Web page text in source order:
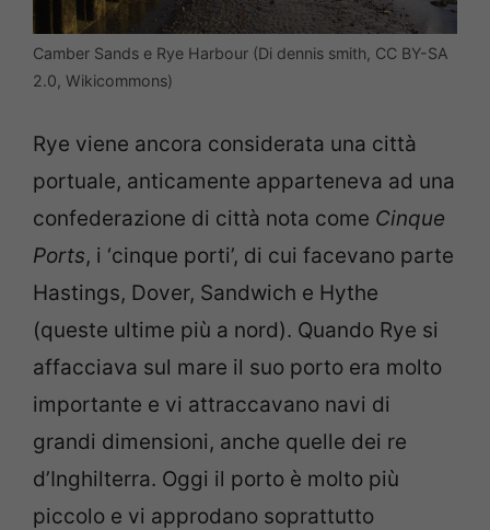
Camber Sands e Rye Harbour (Di dennis smith, CC BY-SA
2.0, Wikicommons)
Rye viene ancora considerata una città
portuale, anticamente apparteneva ad una
confederazione di città nota come Cinque
Ports, i ‘cinque porti’, di cui facevano parte
Hastings, Dover, Sandwich e Hythe
(queste ultime più a nord). Quando Rye si
affacciava sul mare il suo porto era molto
importante e vi attraccavano navi di
grandi dimensioni, anche quelle dei re
d’Inghilterra. Oggi il porto è molto più
piccolo e vi approdano soprattutto